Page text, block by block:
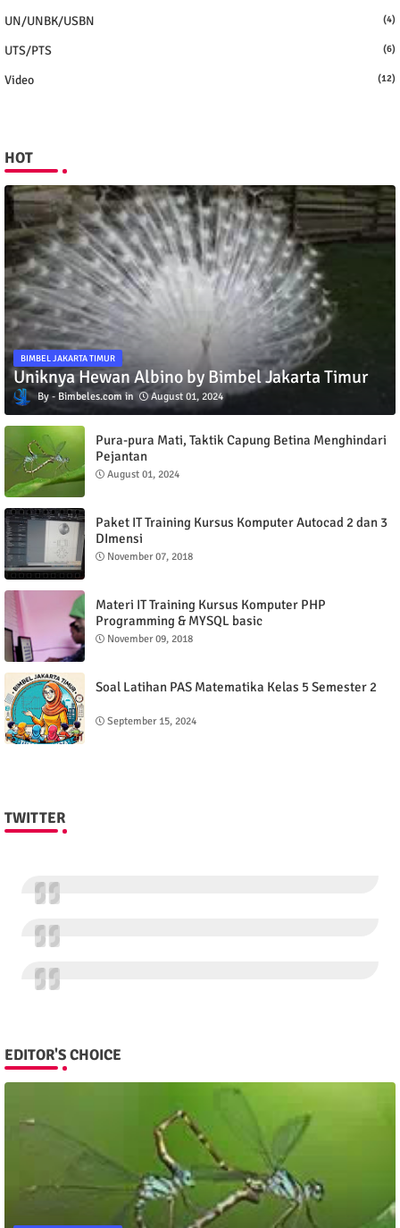
UN/UNBK/USBN (4)
UTS/PTS (6)
Video (12)
HOT
BIMBEL JAKARTA TIMUR
Uniknya Hewan Albino by Bimbel Jakarta Timur
Bimbeles.com August 01, 2024
Pura-pura Mati, Taktik Capung Betina Menghindari
Pejantan
August 01, 2024
Paket IT Training Kursus Komputer Autocad 2 dan 3
DImensi
November 07, 2018
Materi IT Training Kursus Komputer PHP
Programming & MYSQL basic
November 09, 2018
Soal Latihan PAS Matematika Kelas 5 Semester 2
September 15, 2024
TWITTER
EDITOR'S CHOICE